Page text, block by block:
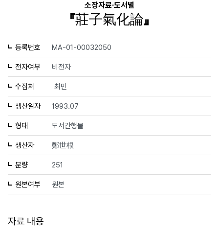
소장자료·도서별
『莊子氣化論』
등록번호 MA-01-00032050
전자여부 비전자
수집처 최민
생산일자 1993.07
형태 도서간행물
생산자 鄭世根
분량 251
원본여부 원본
자료 내용